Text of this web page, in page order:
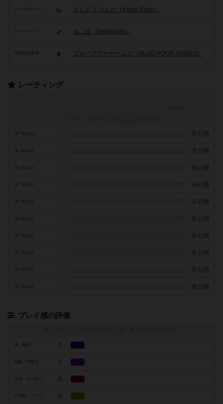
ゲームデザイン えんどう けんた（Kenta Endo）
アートワーク ねこ組（Nekogumi）
ブルーアワーゲームズ（BLUE HOUR GAMES）
レーティング
- 非公開
- 非公開
- 非公開
7点の人 - 非公開
- 非公開
- 非公開
- 非公開
- 非公開
- 非公開
- 非公開
プレイ感の評価
※
0
戦略・判断力 0
0
0